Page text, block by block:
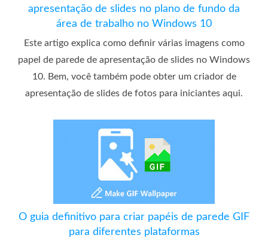
apresentação de slides no plano de fundo da
área de trabalho no Windows 10
Este artigo explica como definir várias imagens como
papel de parede de apresentação de slides no Windows
10. Bem, você também pode obter um criador de
apresentação de slides de fotos para iniciantes aqui.
O guia definitivo para criar papéis de parede GIF
para diferentes plataformas